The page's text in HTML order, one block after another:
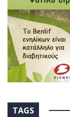
TAGS